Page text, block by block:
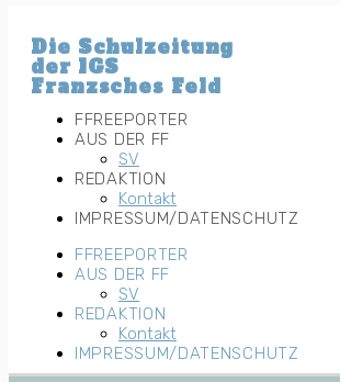
Inhalt
wechseln
Die Schulzeitung
der IGS
Franzsches Feld
FFREEPORTER
AUS DER FF
SV
REDAKTION
Kontakt
IMPRESSUM/DATENSCHUTZ
FFREEPORTER
AUS DER FF
SV
REDAKTION
Kontakt
IMPRESSUM/DATENSCHUTZ